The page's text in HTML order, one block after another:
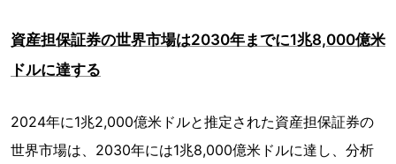
資産担保証券の世界市場は2030年までに1兆8,000億米
ドルに達する
2024年に1兆2,000億米ドルと推定された資産担保証券の
世界市場は、2030年には1兆8,000億米ドルに達し、分析